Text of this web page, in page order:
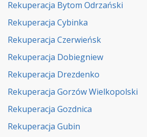
Rekuperacja Bytom Odrzański
Rekuperacja Cybinka
Rekuperacja Czerwieńsk
Rekuperacja Dobiegniew
Rekuperacja Drezdenko
Rekuperacja Gorzów Wielkopolski
Rekuperacja Gozdnica
Rekuperacja Gubin